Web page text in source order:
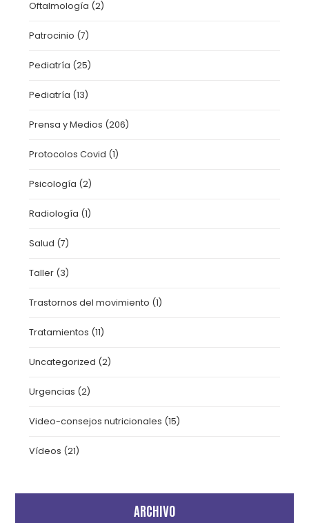
Oftalmología (2)
Patrocinio (7)
Pediatría (25)
Pediatría (13)
Prensa y Medios (206)
Protocolos Covid (1)
Psicología (2)
Radiología (1)
Salud (7)
Taller (3)
Trastornos del movimiento (1)
Tratamientos (11)
Uncategorized (2)
Urgencias (2)
Video-consejos nutricionales (15)
Vídeos (21)
ARCHIVO